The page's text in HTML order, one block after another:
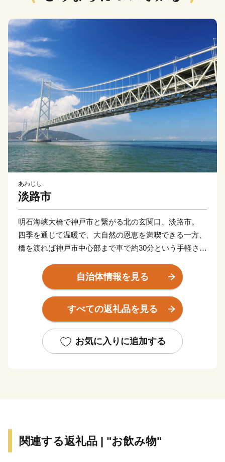
あわじし
淡路市
明石海峡大橋で神戸市と繋がる北の玄関口、淡路市。
四季を通じて温暖で、大自然の恩恵を満喫できる一方、
橋を渡れば神戸市中心部まで車で約30分という手軽さが
田舎と都会の両方の「好いとこ取り」をした未来の暮ら
しがここにあります。
また、淡路島はかつて若狭や志摩と並び、朝廷にご馳走
を献上した「御食国」と呼ばれており、四方を囲む海は
てました。生産量日本一を誇る線香をはじめ、淡路ビー
フや淡路島玉ねぎ、カーネーションなどは「淡路ブラン
して実施した事業について、ご報告いたします。
自治体情報を見る
すべての返礼品を見る
お気に入りに追加する
関連する返礼品 | "お飲み物"